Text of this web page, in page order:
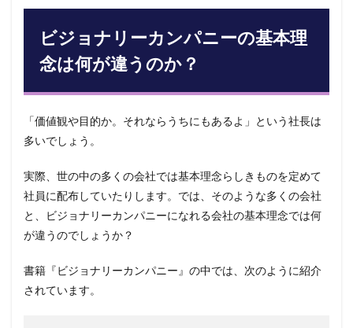
ビジョナリーカンパニーの基本理
念は何が違うのか？
「価値観や目的か。それならうちにもあるよ」という社長は
多いでしょう。
実際、世の中の多くの会社では基本理念らしきものを定めて
社員に配布していたりします。では、そのような多くの会社
と、ビジョナリーカンパニーになれる会社の基本理念では何
が違うのでしょうか？
書籍『ビジョナリーカンパニー』の中では、次のように紹介
されています。